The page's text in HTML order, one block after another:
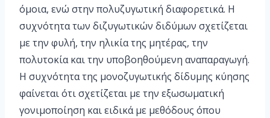
όμοια, ενώ στην πολυζυγωτική διαφορετικά. Η
συχνότητα των διζυγωτικών διδύμων σχετίζεται
με την φυλή, την ηλικία της μητέρας, την
πολυτοκία και την υποβοηθούμενη αναπαραγωγή.
Η συχνότητα της μονοζυγωτικής δίδυμης κύησης
φαίνεται ότι σχετίζεται με την εξωσωματική
γονιμοποίηση και ειδικά με μεθόδους όπου